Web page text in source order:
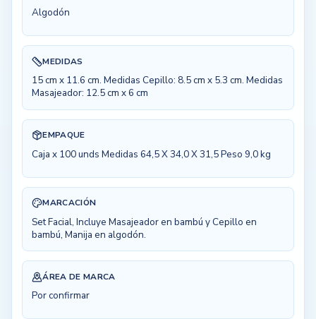
Algodón
MEDIDAS
15 cm x 11.6 cm. Medidas Cepillo: 8.5 cm x 5.3 cm. Medidas
Masajeador: 12.5 cm x 6 cm
EMPAQUE
Caja x 100 unds Medidas 64,5 X 34,0 X 31,5 Peso 9,0 kg
MARCACIÓN
Set Facial, Incluye Masajeador en bambú y Cepillo en
bambú, Manija en algodón.
ÁREA DE MARCA
Por confirmar